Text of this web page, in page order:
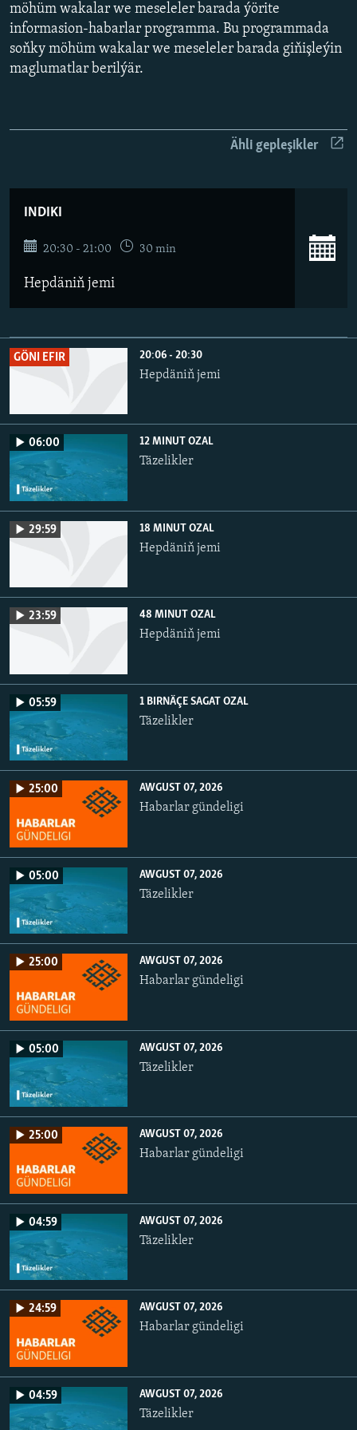
möhüm wakalar we meseleler barada ýörite
informasion-habarlar programma. Bu programmada
soňky möhüm wakalar we meseleler barada giňişleýin
maglumatlar berilýär.
Ähli gepleşikler
INDIKI
20:30 - 21:00 30 min
Hepdäniň jemi
GÖNI EFIR 20:06 - 20:30
Hepdäniň jemi
06:00 12 MINUT OZAL
Täzelikler
29:59 18 MINUT OZAL
Hepdäniň jemi
23:59 48 MINUT OZAL
Hepdäniň jemi
05:59 1 BIRNÄÇE SAGAT OZAL
Täzelikler
25:00 AWGUST 07, 2026
Habarlar gündeligi
05:00 AWGUST 07, 2026
Täzelikler
25:00 AWGUST 07, 2026
Habarlar gündeligi
05:00 AWGUST 07, 2026
Täzelikler
25:00 AWGUST 07, 2026
Habarlar gündeligi
04:59 AWGUST 07, 2026
Täzelikler
24:59 AWGUST 07, 2026
Habarlar gündeligi
04:59 AWGUST 07, 2026
Täzelikler